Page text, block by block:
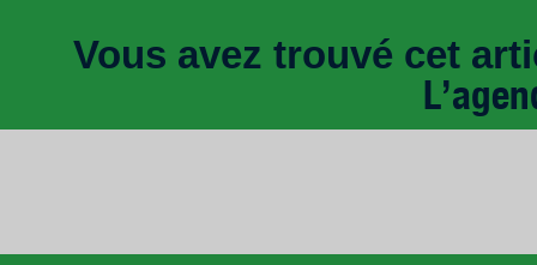
Vous avez trouvé cet